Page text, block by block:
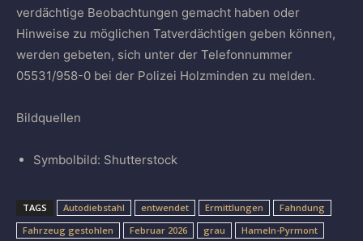
verdächtige Beobachtungen gemacht haben oder
Hinweise zu möglichen Tatverdächtigen geben können,
werden gebeten, sich unter der Telefonnummer
05531/958-0 bei der Polizei Holzminden zu melden.
Bildquellen
Symbolbild: Shutterstock
TAGS Autodiebstahl entwendet Ermittlungen
Fahndung
Fahrzeug gestohlen
Februar 2026 grau
Hameln-Pyrmont